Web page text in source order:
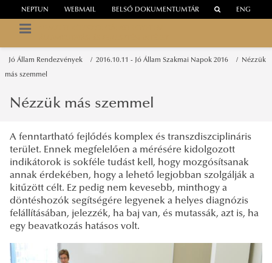
WEBMAIL
NEPTUN BELSŐ DOKUMENTUMTÁR ENG
Jó Állam Rendezvények 2016.10.11 - Jó Állam Szakmai Napok 2016 Nézzük
más szemmel
Nézzük más szemmel
A fenntartható fejlődés komplex és transzdiszciplináris
terület. Ennek megfelelően a mérésére kidolgozott
indikátorok is sokféle tudást kell, hogy mozgósítsanak
annak érdekében, hogy a lehető legjobban szolgálják a
kitűzött célt. Ez pedig nem kevesebb, minthogy a
döntéshozók segítségére legyenek a helyes diagnózis
felállításában, jelezzék, ha baj van, és mutassák, azt is, ha
egy beavatkozás hatásos volt.